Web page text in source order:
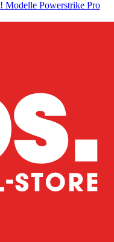
! Modelle Powerstrike Pro